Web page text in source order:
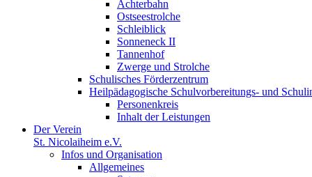
Achterbahn
Ostseestrolche
Schleiblick
Sonneneck II
Tannenhof
Zwerge und Strolche
Schulisches Förderzentrum
Heilpädagogische Schulvorbereitungs- und
Personenkreis
Inhalt der Leistungen
Der Verein
St. Nicolaiheim e.V.
Infos und Organisation
Allgemeines